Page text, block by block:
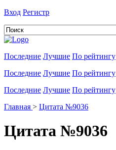
Вход Регистр
Последние Лучшие По рейтингу
Последние Лучшие По рейтингу
Последние Лучшие По рейтингу
Главная > Цитата №9036
Цитата №9036